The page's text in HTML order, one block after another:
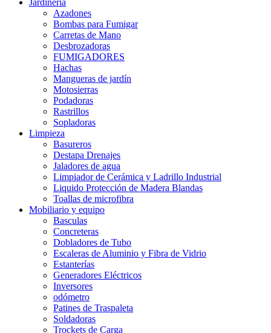
Jardinería
Azadones
Bombas para Fumigar
Carretas de Mano
Desbrozadoras
FUMIGADORES
Hachas
Mangueras de jardín
Motosierras
Podadoras
Rastrillos
Sopladoras
Limpieza
Basureros
Destapa Drenajes
Jaladores de agua
Limpiador de Cerámica y Ladrillo Industrial
Liquido Protección de Madera Blandas
Toallas de microfibra
Mobiliario y equipo
Basculas
Concreteras
Dobladores de Tubo
Escaleras de Aluminio y Fibra de Vidrio
Estanterías
Generadores Eléctricos
Inversores
odómetro
Patines de Traspaleta
Soldadoras
Trockets de Carga